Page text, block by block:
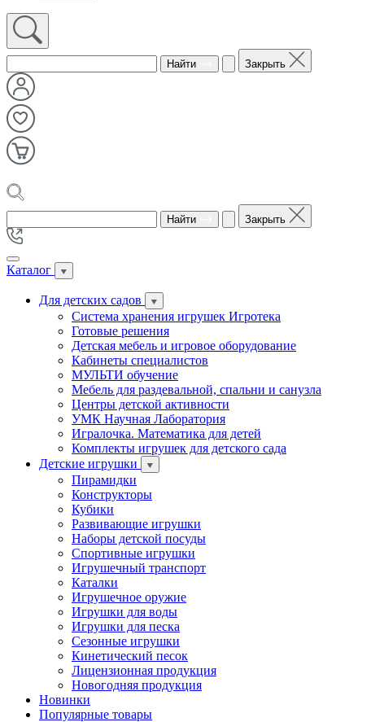
Найти Закрыть
Найти Закрыть
Каталог
Для детских садов
Система хранения игрушек Игротека
Готовые решения
Детская мебель и игровое оборудование
Кабинеты специалистов
МУЛЬТИ обучение
Мебель для раздевальной, спальни и санузла
Центры детской активности
УМК Научная Лаборатория
Игралочка. Математика для детей
Комплекты игрушек для детского сада
Детские игрушки
Пирамидки
Конструкторы
Кубики
Развивающие игрушки
Наборы детской посуды
Спортивные игрушки
Игрушечный транспорт
Каталки
Игрушечное оружие
Игрушки для воды
Игрушки для песка
Сезонные игрушки
Кинетический песок
Лицензионная продукция
Новогодняя продукция
Новинки
Популярные товары